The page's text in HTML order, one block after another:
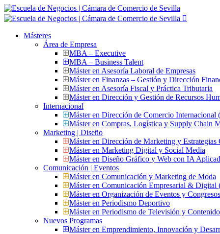
Másteres
Área de Empresa
MBA – Executive
MBA – Business Talent
Máster en Asesoría Laboral de Empresas
Máster en Finanzas – Gestión y Dirección
Máster en Asesoría Fiscal y Práctica Tributaria
Máster en Dirección y Gestión de Recursos
Internacional
Máster en Dirección de Comercio
Máster en Compras, Logística y Supply Chain
Marketing | Diseño
Máster en Dirección de Marketing y Estrategias
Máster en Marketing Digital y Social Media
Máster en Diseño Gráfico y Web con IA
Comunicación | Eventos
Máster en Comunicación y Marketing de Moda
Máster en Comunicación Empresarial &
Máster en Organización de Eventos y
Máster en Periodismo Deportivo
Máster en Periodismo de Televisión y
Nuevos Programas
Máster en Emprendimiento, Innovación y